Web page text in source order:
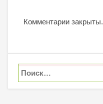
Комментарии закрыты.